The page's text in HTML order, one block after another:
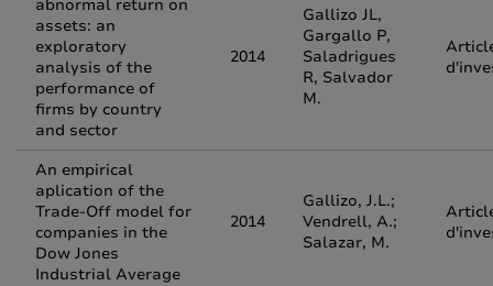
abnormal return on
assets: an
exploratory
analysis of the
performance of
firms by country
and sector
2014
Gallizo JL,
Gargallo P,
Saladrigues
R, Salvador
M.
An empirical
aplication of the
Trade-Off model for
companies in the
Dow Jones
Industrial Average
2014
Gallizo, J.L.;
Vendrell, A.;
Salazar, M.